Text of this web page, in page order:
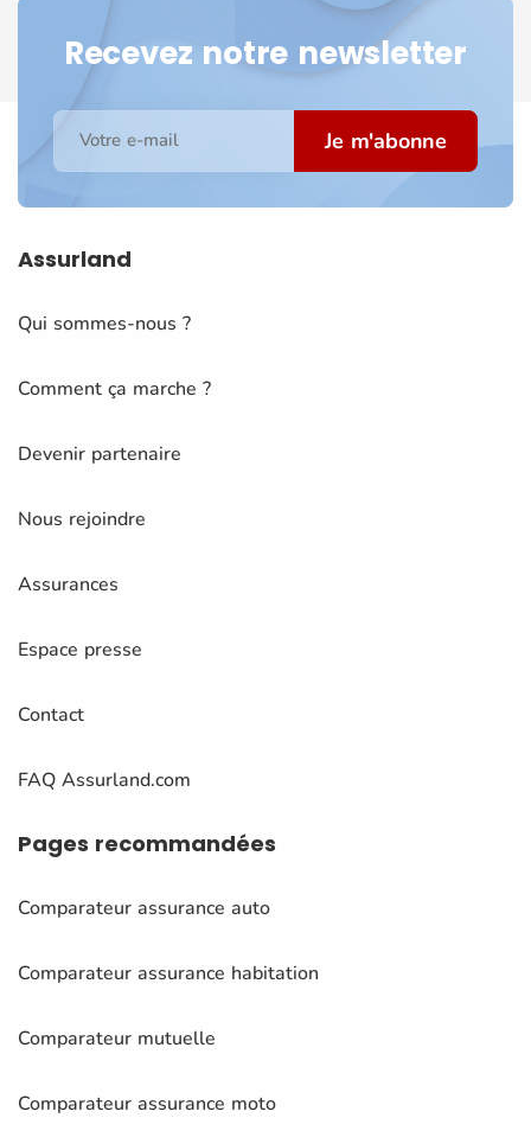
Recevez notre newsletter
Votre e-mail Je m'abonne
Assurland
Qui sommes-nous ?
Comment ça marche ?
Devenir partenaire
Nous rejoindre
Assurances
Espace presse
Contact
FAQ Assurland.com
Pages recommandées
Comparateur assurance auto
Comparateur assurance habitation
Comparateur mutuelle
Comparateur assurance moto